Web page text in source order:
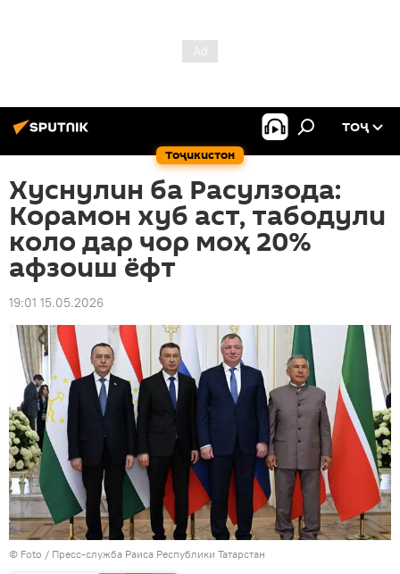
Тоҷикистон
ТОҶ
Хуснулин ба Расулзода:
Корамон хуб аст, табодули
коло дар чор моҳ 20%
афзоиш ёфт
19:01 15.05.2026
© Foto / Пресс-служба Раиса Республики Татарстан